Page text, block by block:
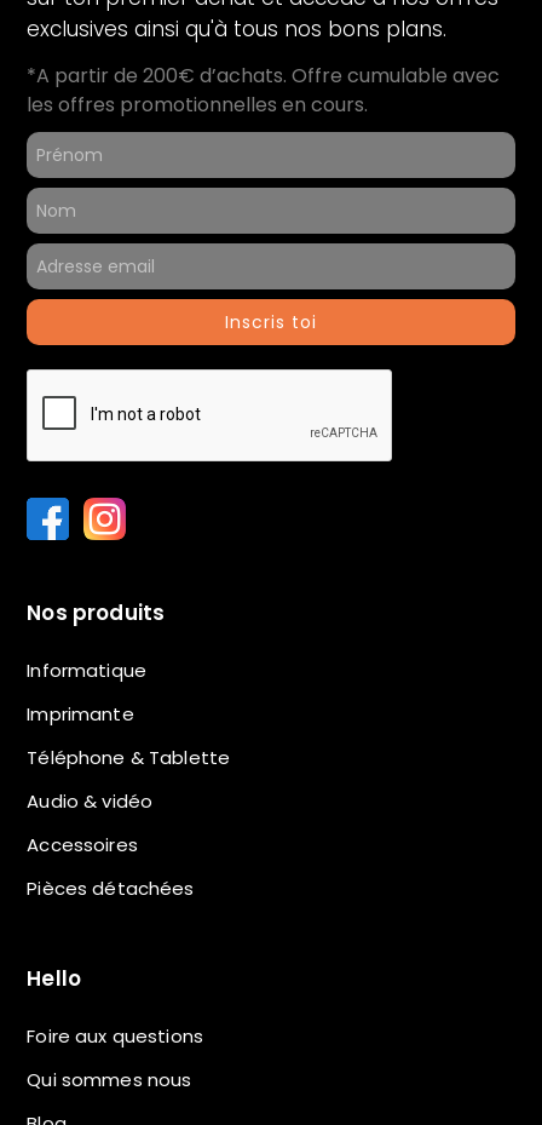
exclusives ainsi qu'à tous nos bons plans.
*A partir de 200€ d’achats. Offre cumulable avec
les offres promotionnelles en cours.
Inscris toi
Nos produits
Informatique
Imprimante
Téléphone & Tablette
Audio & vidéo
Accessoires
Pièces détachées
Hello
Foire aux questions
Qui sommes nous